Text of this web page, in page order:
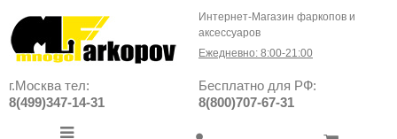
Интернет-Магазин фаркопов и
аксессуаров
Ежедневно: 8:00-21:00
г.Москва тел:
8(499)347-14-31
Бесплатно для РФ:
8(800)707-67-31